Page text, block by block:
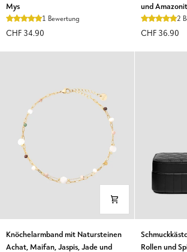
Achat,
Jade
Mys
1 Bewertung
CHF 34.90
Natursteinen
und
und
2
CHF 36.90
Knöchelarmband
mit
Knöchelarmband mit Natursteinen
Achat, Maifan, Jaspis, Jade und
mit
Rollen und